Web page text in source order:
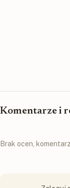
Komentarze i
Brak ocen,